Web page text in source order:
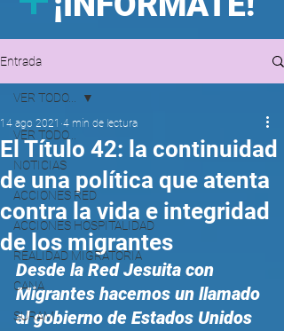
Entrada
VER TODO...
NOTICIAS
ACCIONES RED
ACCIONES HOSPITALIDAD
REALIDAD MIGRATORIA
CANA
SURAM
VER TODO...
El Título 42: la continuidad
de una política que atenta
contra la vida e integridad
de los migrantes
14 ago 2021 4 min de lectura
Desde la Red Jesuita con
Migrantes hacemos un llamado
al gobierno de Estados Unidos